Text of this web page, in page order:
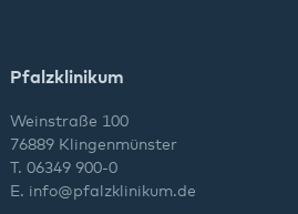
Pfalzklinikum
Weinstraße 100
76889 Klingenmünster
T. 06349 900-0
E. info@pfalzklinikum.de